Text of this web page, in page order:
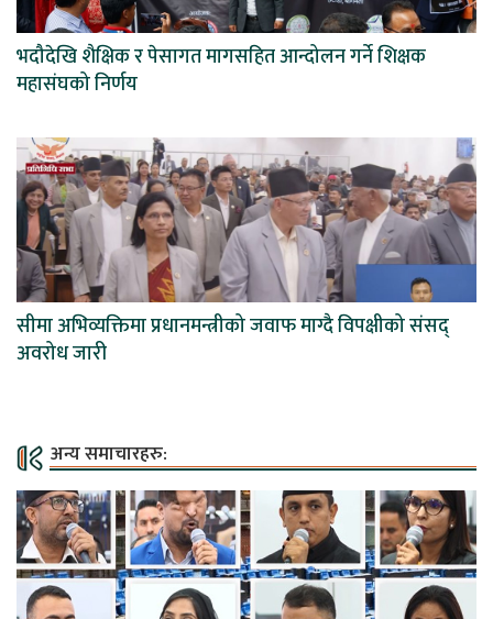
भदौदेखि शैक्षिक र पेसागत मागसहित आन्दोलन गर्ने शिक्षक
महासंघको निर्णय
सीमा अभिव्यक्तिमा प्रधानमन्त्रीको जवाफ माग्दै विपक्षीको संसद्
अवरोध जारी
अन्य समाचारहरु: